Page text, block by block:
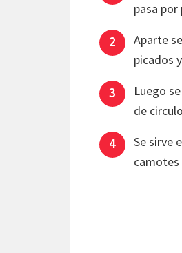
pasa
Aparte
picados
Luego
de
Se sirve